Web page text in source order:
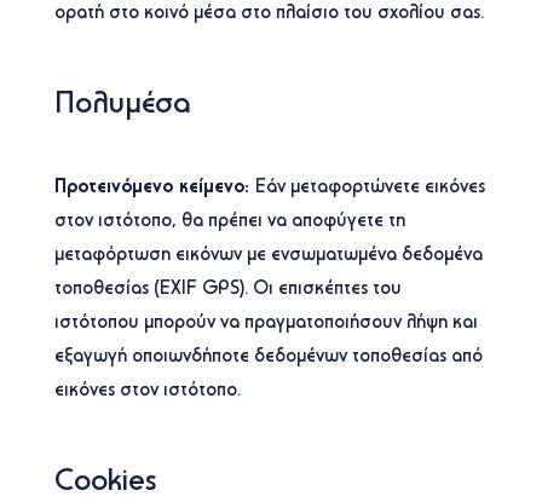
ορατή στο κοινό μέσα στο πλαίσιο του σχολίου σας.
Πολυμέσα
Προτεινόμενο κείμενο: Εάν μεταφορτώνετε εικόνες
στον ιστότοπο, θα πρέπει να αποφύγετε τη
μεταφόρτωση εικόνων με ενσωματωμένα δεδομένα
τοποθεσίας (EXIF GPS). Οι επισκέπτες του
ιστότοπου μπορούν να πραγματοποιήσουν λήψη και
εξαγωγή οποιωνδήποτε δεδομένων τοποθεσίας από
εικόνες στον ιστότοπο.
Cookies